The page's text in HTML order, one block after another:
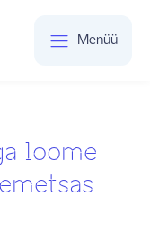
Menüü
loome